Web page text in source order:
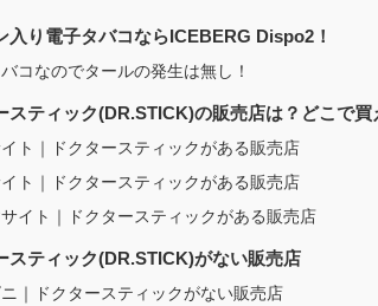
入り電子タバコならICEBERG Dispo2！
コなのでタールの発生は無し！
スティック(DR.STICK)の販売店は？どこで買
ト｜ドクタースティックがある販売店
ト｜ドクタースティックがある販売店
イト｜ドクタースティックがある販売店
スティック(DR.STICK)がない販売店
｜ドクタースティックがない販売店